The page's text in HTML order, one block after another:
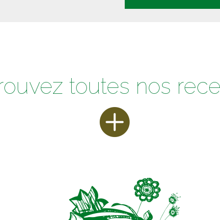
toutes nos